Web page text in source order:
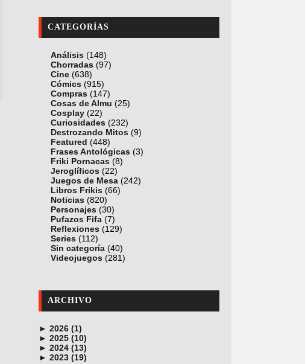
CATEGORÍAS
Análisis (148)
Chorradas (97)
Cine (638)
Cómics (915)
Compras (147)
Cosas de Almu (25)
Cosplay (22)
Curiosidades (232)
Destrozando Mitos (9)
Featured (448)
Frases Antológicas (3)
Friki Pornacas (8)
Jeroglíficos (22)
Juegos de Mesa (242)
Libros Frikis (66)
Noticias (820)
Personajes (30)
Pufazos Fifa (7)
Reflexiones (129)
Series (112)
Sin categoría (40)
Videojuegos (281)
ARCHIVO
► 2026 (1)
junio (1)
► 2025 (10)
noviembre (1)
octubre (1)
► 2024 (13)
diciembre (4)
► 2023 (19)